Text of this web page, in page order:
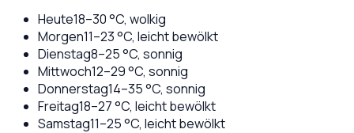
Heute18–30°C, wolkig
Morgen11–23°C, leicht bewölkt
Dienstag8–25°C, sonnig
Mittwoch12–29°C, sonnig
Donnerstag14–35°C, sonnig
Freitag18–27°C, leicht bewölkt
Samstag11–25°C, leicht bewölkt